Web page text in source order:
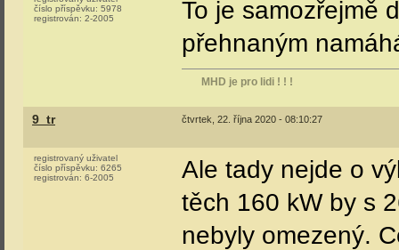
číslo příspěvku: 5978
registrován: 2-2005
To je samozřejmě
přehnaným
MHD je pro lidi ! ! !
9_tr čtvrtek, 22. října 2020 - 08:10:27
registrovaný uživatel
číslo příspěvku: 6265
registrován: 6-2005
Ale tady nejde o
těch 160 kW by s
nebyly omezený.